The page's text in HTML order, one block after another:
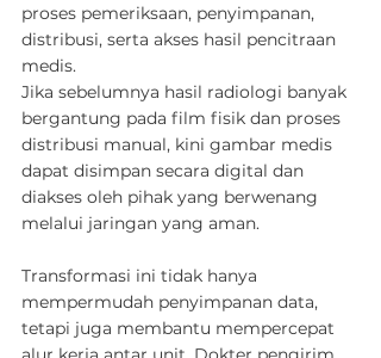
proses pemeriksaan, penyimpanan,
distribusi, serta akses hasil pencitraan
medis.
Jika sebelumnya hasil radiologi banyak
bergantung pada film fisik dan proses
distribusi manual, kini gambar medis
dapat disimpan secara digital dan
diakses oleh pihak yang berwenang
melalui jaringan yang aman.
Transformasi ini tidak hanya
mempermudah penyimpanan data,
tetapi juga membantu mempercepat